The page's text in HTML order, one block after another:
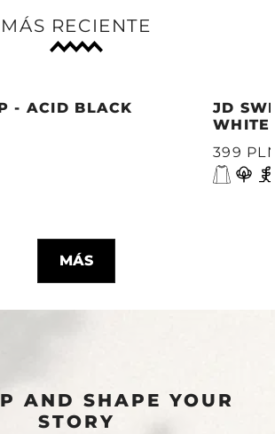
MÁS RECIENTE
- ACID BLACK
JD
WHITE
399
MÁS
AND SHAPE YOUR
STORY